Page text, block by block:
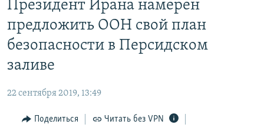
основному
содержанию
Вернутся
главной
Вернутся
поиску
СПЕЦПРОЕКТЫ
ВОДА
ИНТЕРАКТИВ
ИНФОГРАФИКА
РАДІО СВОБОДА
КАК ОБОЙТИ БЛОКИРОВКУ
Президент Ирана намерен
предложить ООН свой план
безопасности в Персидском
заливе
22 сентября 2019, 13:49
Поделиться Читать без VPN